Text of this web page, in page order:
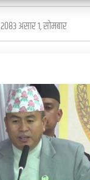
२०८३ असार १, सोमबार